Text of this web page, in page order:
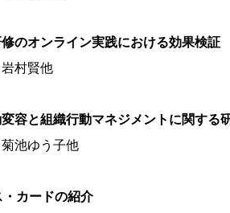
のオンライン実践における効果検証
村賢他
容と組織行動マネジメントに関する
池ゆう子他
カードの紹介